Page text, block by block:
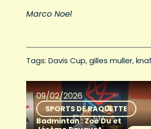
Marco Noel
Tags: Davis Cup gilles muller
09/02/2026
SPORTS DE RAQUETTE
Badminton : Zoé Du et